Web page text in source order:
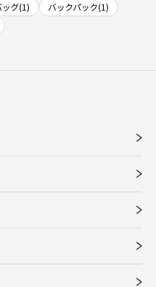
ッグ(1)
バックパック(1)